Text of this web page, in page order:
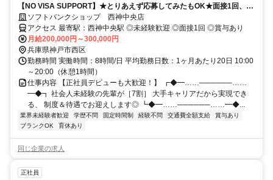
【NO VISA SUPPORT】★とりあえず応募してみたもOK★面接1回、最
短1週間で内定可！正社員デビューにオススメ★
ソフトバンクショップ 西神中央店
アクセス 最寄駅：西神中央駅 ◎未経験歓迎 ◎面接1回 ◎賞与あり
月給200,000円～300,000円
兵庫県神戸市西区
勤務時間 実働時間：8時間/日 平均勤務日数：1ヶ月あたり20日 10:00
～20:00（休憩1時間）
仕事内容 【正社員デビューも大歓迎！】 ┏◆━……──────……
━◆┓ 社会人未経験の先輩が［7割］ 大手キャリアだから実現でき
る、 制度＆待遇でお迎えします◎ ┗◆━……──────……━◆...
業界未経験者歓迎 学歴不問 固定時間制 経験不問 交通費全額支給
賞与あり
ブランクOK
育休あり
同じ企業の求人
正社員